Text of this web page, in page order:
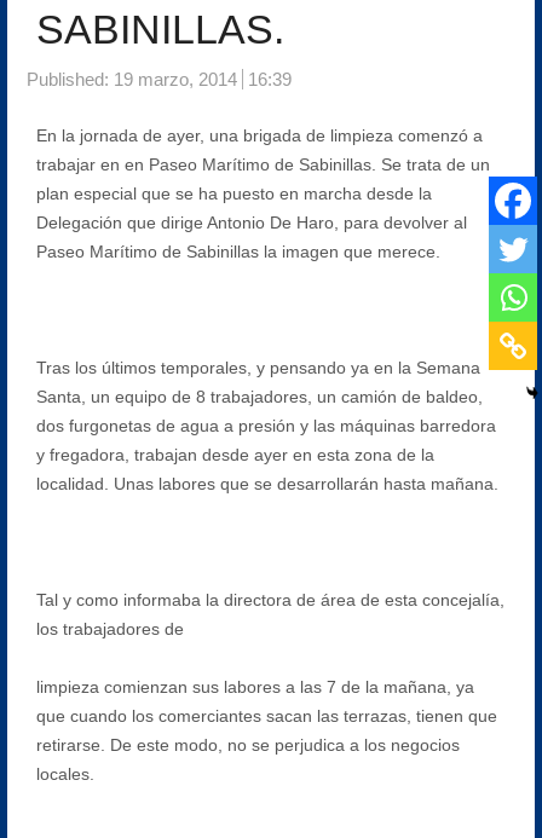
SABINILLAS.
Published: 19 marzo, 2014 16:39
En la jornada de ayer, una brigada de limpieza comenzó a
trabajar en en Paseo Marítimo de Sabinillas. Se trata de un
plan especial que se ha puesto en marcha desde la
Delegación que dirige Antonio De Haro, para devolver al
Paseo Marítimo de Sabinillas la imagen que merece.
Tras los últimos temporales, y pensando ya en la Semana
Santa, un equipo de 8 trabajadores, un camión de baldeo,
dos furgonetas de agua a presión y las máquinas barredora
y fregadora, trabajan desde ayer en esta zona de la
localidad. Unas labores que se desarrollarán hasta mañana.
Tal y como informaba la directora de área de esta concejalía,
los trabajadores de
limpieza comienzan sus labores a las 7 de la mañana, ya
que cuando los comerciantes sacan las terrazas, tienen que
retirarse. De este modo, no se perjudica a los negocios
locales.